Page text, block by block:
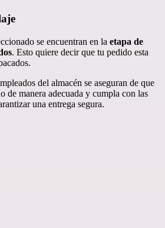
se encuentran en la etapa de
. Esto quiere decir que tu pedido esta
del almacén se aseguran de que
de manera adecuada y cumpla con las
una entrega segura.